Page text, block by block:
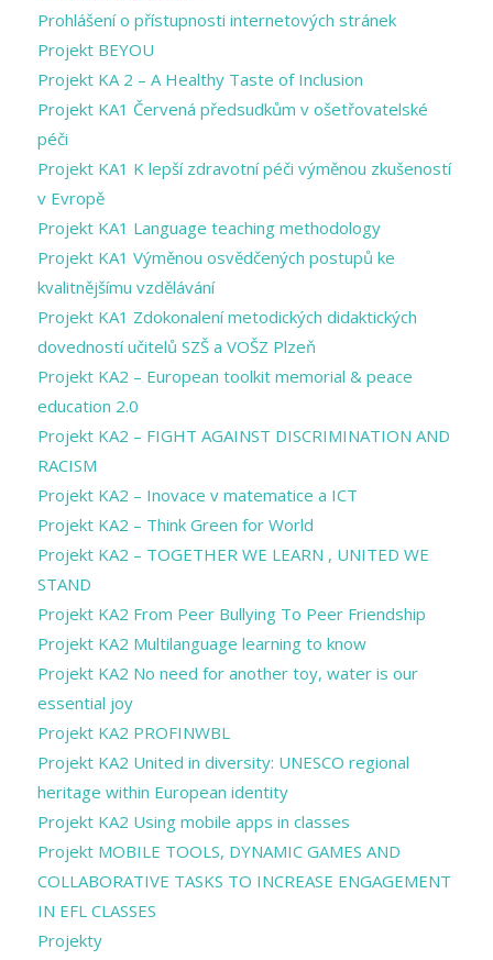
Prohlášení o přístupnosti internetových stránek
Projekt BEYOU
Projekt KA 2 – A Healthy Taste of Inclusion
Projekt KA1 Červená předsudkům v ošetřovatelské
péči
Projekt KA1 K lepší zdravotní péči výměnou zkušeností
v Evropě
Projekt KA1 Language teaching methodology
Projekt KA1 Výměnou osvědčených postupů ke
kvalitnějšímu vzdělávání
Projekt KA1 Zdokonalení metodických didaktických
dovedností učitelů SZŠ a VOŠZ Plzeň
Projekt KA2 – European toolkit memorial & peace
education 2.0
Projekt KA2 – FIGHT AGAINST DISCRIMINATION AND
RACISM
Projekt KA2 – Inovace v matematice a ICT
Projekt KA2 – Think Green for World
Projekt KA2 – TOGETHER WE LEARN , UNITED WE
STAND
Projekt KA2 From Peer Bullying To Peer Friendship
Projekt KA2 Multilanguage learning to know
Projekt KA2 No need for another toy, water is our
essential joy
Projekt KA2 PROFINWBL
Projekt KA2 United in diversity: UNESCO regional
heritage within European identity
Projekt KA2 Using mobile apps in classes
Projekt MOBILE TOOLS, DYNAMIC GAMES AND
COLLABORATIVE TASKS TO INCREASE ENGAGEMENT
IN EFL CLASSES
Projekty